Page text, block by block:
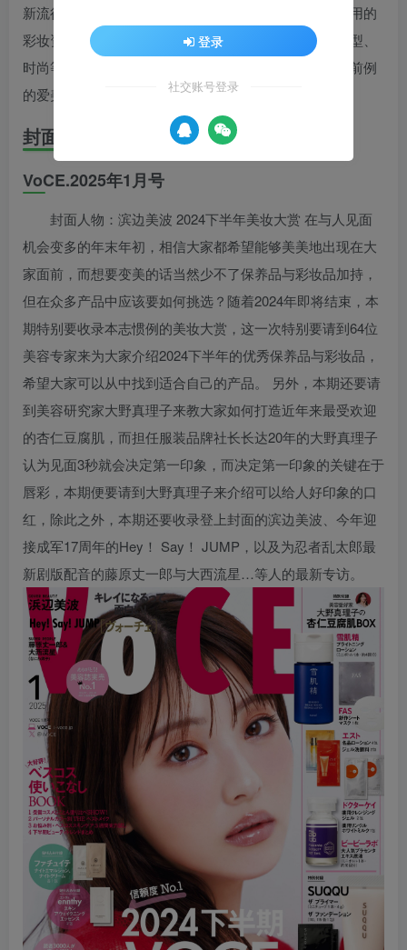
新流行彩妆术、季节心动彩妆新品等，每期都有相当实用的
彩妆资讯与技巧提供给妳，并搭配小物、流行服装、发型、
时尚等话题情报揭载，现在就和我们一同进行一场史无前例
的爱美大作战吧！
封面故事
VoCE.2025年1月号
封面人物：滨边美波 2024下半年美妆大赏 在与人见面
机会变多的年末年初，相信大家都希望能够美美地出现在大
家面前，而想要变美的话当然少不了保养品与彩妆品加持，
但在众多产品中应该要如何挑选？随着2024年即将结束，本
期特别要收录本志惯例的美妆大赏，这一次特别要请到64位
美容专家来为大家介绍2024下半年的优秀保养品与彩妆品，
希望大家可以从中找到适合自己的产品。 另外，本期还要请
到美容研究家大野真理子来教大家如何打造近年来最受欢迎
的杏仁豆腐肌，而担任服装品牌社长长达20年的大野真理子
认为见面3秒就会决定第一印象，而决定第一印象的关键在于
唇彩，本期便要请到大野真理子来介绍可以给人好印象的口
红，除此之外，本期还要收录登上封面的滨边美波、今年迎
接成军17周年的Hey！ Say！ JUMP，以及为忍者乱太郎最
新剧版配音的藤原丈一郎与大西流星…等人的最新专访。
登录
社交账号登录